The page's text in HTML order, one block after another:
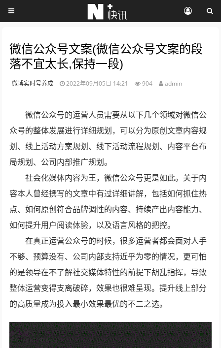
微信公众号文案(微信公众号文案的段
落不宜太长,保持一段)
微博实时号养成 2022年09月05日 14:21 904 admin
微信公众号的运营人员需要从以下几个领域对微信公
众号的整体发展进行详细规划，可以分为原创文章内容规
划、线上活动方案规划、线下活动流程规划、内容平台布
局规划、公司内部推广规划。
社会化媒体内容为王，微信公众号更是如此。关于内
容本人曾经撰写的文章中有过详细讲解，包括如何抓住热
点、如何原创符合品牌调性的内容、持续产出内容能力、
如何提升用户阅读体验，以及语言风格的把控。
在真正运营公众号的时候，很多运营者都会面对人手
不够、预算没有、公司内部支持近乎为零的情况，更可怕
的是领导在不了解社交媒体特性的前提下胡乱指挥，导致
整体运营变得支离破碎，效果也很难呈现。提升线上部分
的高质量成为投入最小效果最优的不二之选。